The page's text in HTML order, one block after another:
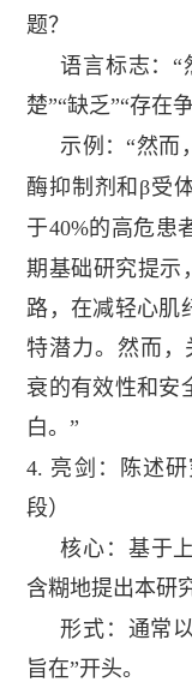
题？
语言标志：“
楚”“缺乏”“存在
示例： “然而
酶抑制剂和β受
于40%的高危患
期基础研究提示
路，在减轻心肌
特潜力。然而，
衰的有效性和安
白。”
4. 亮剑：陈述
段）
核心：基于
含糊地提出本研
形式：通常
旨在”开头。